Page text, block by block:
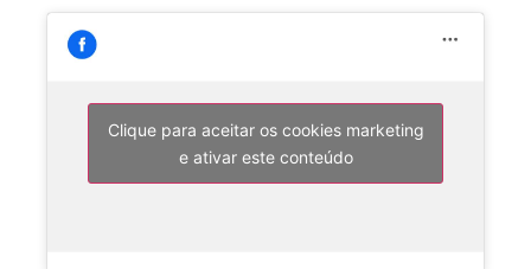
Clique para aceitar os cookies marketing
e ativar este conteúdo